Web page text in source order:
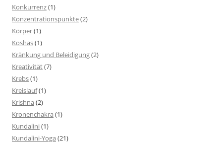
Konkurrenz(1)
Konzentrationspunkte(2)
Körper(1)
Koshas(1)
Kränkung und Beleidigung(2)
Kreativität(7)
Krebs(1)
Kreislauf(1)
Krishna(2)
Kronenchakra(1)
Kundalini(1)
Kundalini-Yoga(21)